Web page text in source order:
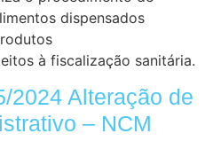
dispensados
à fiscalização sanitária.
2024 Alteração de
– NCM